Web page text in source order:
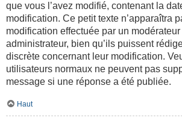
que vous l’avez modifié, contenant la
modification. Ce petit texte n’apparaîtra
modification effectuée par un modérateur
administrateur, bien qu’ils puissent
discrète concernant leur modification.
utilisateurs normaux ne peuvent pas
message si une réponse a été publiée.
Haut